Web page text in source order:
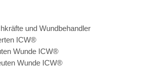
und Wundbehandler
ICW®
Wunde ICW®
Wunde ICW®